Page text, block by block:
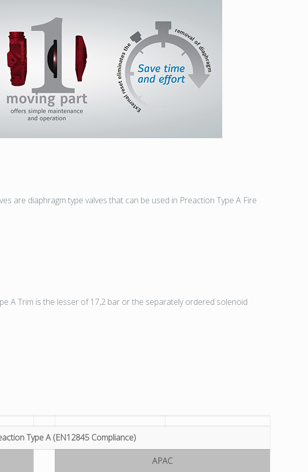
are diaphragm type valves that can be used in Preaction Type A Fire
A Trim is the lesser of 17,2 bar or the separately ordered solenoid
Type A (EN12845 Compliance)
APAC